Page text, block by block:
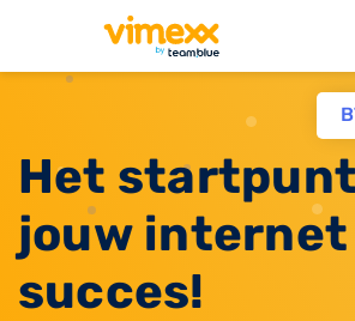
Het
jouw internet
succes!